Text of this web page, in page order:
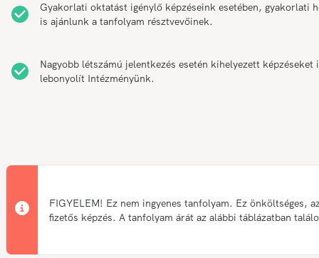
Gyakorlati oktatást igénylő képzéseink esetében, gyakorlati
is ajánlunk a tanfolyam résztvevőinek.
Nagyobb létszámú jelentkezés esetén kihelyezett képzéseket
lebonyolít Intézményünk.
FIGYELEM! Ez nem ingyenes tanfolyam. Ez önköltséges,
fizetős képzés. A tanfolyam árát az alábbi táblázatban